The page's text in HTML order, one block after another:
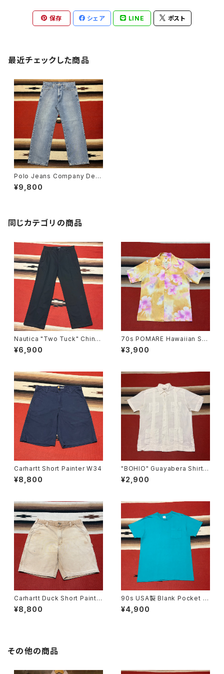
保存 シェア LINE ポスト
最近チェックした商品
Polo Jeans Company Deni
m Pants W34
¥9,800
同じカテゴリの商品
Nautica "Two Tuck" Chino
Trousers W34
¥6,900
70s POMARE Hawaiian Shi
rt
¥3,900
Carhartt Short Painter W34
¥8,800
"BOHIO" Guayabera Shirt s
ize L
¥2,900
Carhartt Duck Short Painte
r W36
¥8,800
90s USA製 Blank Pocket T
-shirt size L
¥4,900
その他の商品